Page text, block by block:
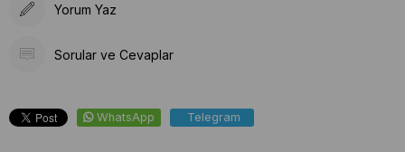
Yorum Yaz
Sorular ve Cevaplar
WhatsApp Telegram